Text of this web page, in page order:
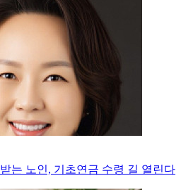
는 노인, 기초연금 수령 길 열린다